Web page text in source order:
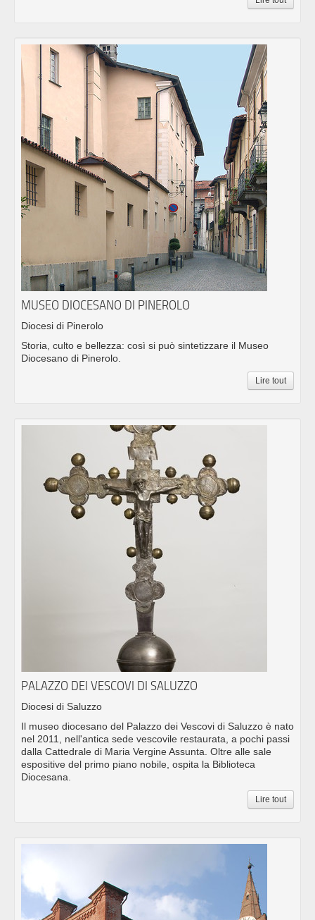
MUSEO DIOCESANO DI PINEROLO
Diocesi di Pinerolo
Storia, culto e bellezza: così si può sintetizzare il Museo
Diocesano di Pinerolo.
Lire tout
PALAZZO DEI VESCOVI DI SALUZZO
Diocesi di Saluzzo
Il museo diocesano del Palazzo dei Vescovi di Saluzzo è nato
nel 2011, nell'antica sede vescovile restaurata, a pochi passi
dalla Cattedrale di Maria Vergine Assunta. Oltre alle sale
espositive del primo piano nobile, ospita la Biblioteca
Diocesana.
Lire tout